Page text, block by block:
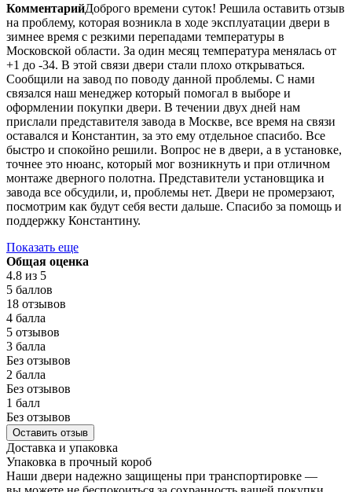
КомментарийДоброго времени суток! Решила оставить отзыв
на проблему, которая возникла в ходе эксплуатации двери в
зимнее время с резкими перепадами температуры в
Московской области. За один месяц температура менялась от
+1 до -34. В этой связи двери стали плохо открываться.
Сообщили на завод по поводу данной проблемы. С нами
связался наш менеджер который помогал в выборе и
оформлении покупки двери. В течении двух дней нам
прислали представителя завода в Москве, все время на связи
оставался и Константин, за это ему отдельное спасибо. Все
быстро и спокойно решили. Вопрос не в двери, а в установке,
точнее это нюанс, который мог возникнуть и при отличном
монтаже дверного полотна. Представители установщика и
завода все обсудили, и, проблемы нет. Двери не промерзают,
посмотрим как будут себя вести дальше. Спасибо за помощь и
поддержку Константину.
Показать еще
Общая оценка
4.8 из 5
5 баллов
18 отзывов
4 балла
5 отзывов
3 балла
Без отзывов
2 балла
Без отзывов
1 балл
Без отзывов
Оставить отзыв
Доставка и упаковка
Упаковка в прочный короб
Наши двери надежно защищены при транспортировке —